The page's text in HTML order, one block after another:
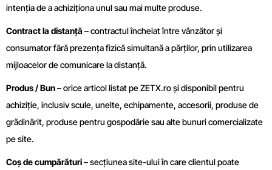
intenția de a achiziționa unul sau mai multe produse.
Contract la distanță– contractul încheiat între vânzător și
consumator fără prezența fizică simultană a părților, prin utilizarea
mijloacelor de comunicare la distanță.
Produs / Bun– orice articol listat pe ZETX.ro și disponibil pentru
achiziție, inclusiv scule, unelte, echipamente, accesorii, produse de
grădinărit, produse pentru gospodărie sau alte bunuri comercializate
pe site.
Coș de cumpărături– secțiunea site-ului în care clientul poate